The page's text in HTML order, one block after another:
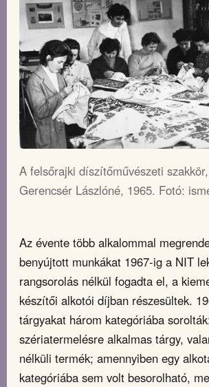
A felsőrajki díszítőművészeti
Gerencsér Lászlóné, 1965. Fotó:
Az évente több alkalommal
benyújtott munkákat 1967-ig a NIT
rangsorolás nélkül fogadta el, a
készítői alkotói díjban részesültek.
tárgyakat három kategóriába
szériatermelésre alkalmas tárgy,
nélküli termék; amennyiben egy
kategóriába sem volt besorolható,